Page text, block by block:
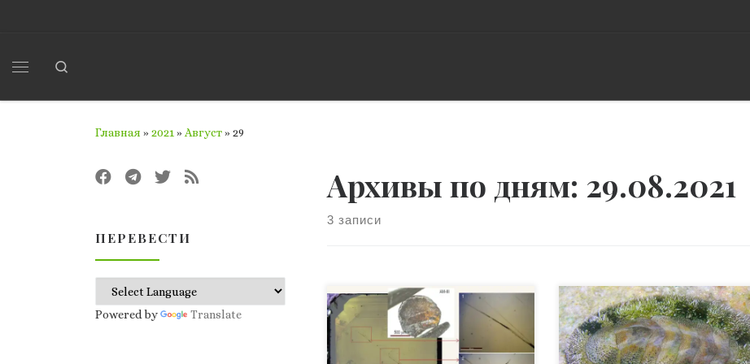
Главная »2021»Август»29
Архивы по дням: 29.08.2021
3 записи
Аморфность, то есть
бесформенность или
неупорядоченность –
В приливной зоне тропических
вод Западной Атлантики
обитает небольшой морской
ПЕРЕВЕСТИ
Powered by Translate